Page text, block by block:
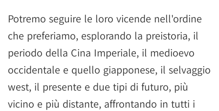
Potremo seguire le loro vicende nell'ordine
che preferiamo, esplorando la preistoria, il
periodo della Cina Imperiale, il medioevo
occidentale e quello giapponese, il selvaggio
west, il presente e due tipi di futuro, più
vicino e più distante, affrontando in tutti i